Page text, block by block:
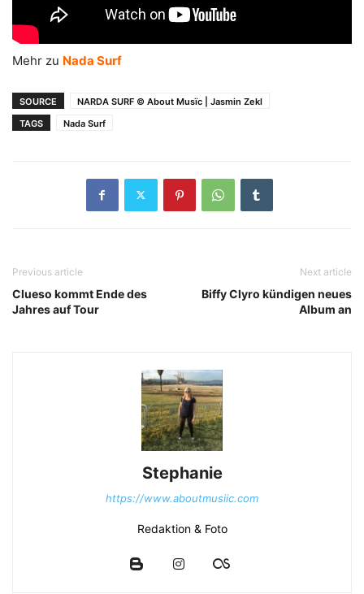
Mehr zu Nada Surf
SOURCE
NARDA SURF © About Musïc | Jasmin Zekl
TAGS
Nada Surf
Previous article
Clueso kommt Ende des
Jahres auf Tour
Next article
Biffy Clyro kündigen neues
Album an
Stephanie
https://www.aboutmusiic.com
Redaktion & Foto